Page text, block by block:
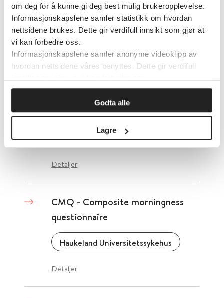
om deg for å kunne gi deg best mulig brukeropplevelse.
Informasjonskapslene samler statistikk om hvordan
nettsidene brukes. Dette gir verdifull innsikt som gjør at
vi kan forbedre oss.
Informasjonskapslene samler anonyme videoklipp av
hvordan nettsidene våres benyttes. Dette gir verdifull
Godta alle
Lagre
Medicine
Cochrane Library
Detaljer
Cochrane Anaesthesia Review
Group
Cochrane Library 2019
Detaljer
CMQ - Composite morningness
questionnaire
Haukeland Universitetssykehus
Detaljer